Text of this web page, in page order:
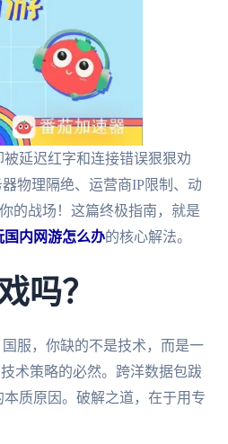
延迟红字和连接错误狠狠劝
物理隔绝、运营商IP限制、动
的战场！这篇终极指南，就是
国内网游怎么办的核心解法。
吗？
服，你缺的不是技术，而是一
术策略的必然。跨洋数据包跋
本质原因。破解之道，在于用专